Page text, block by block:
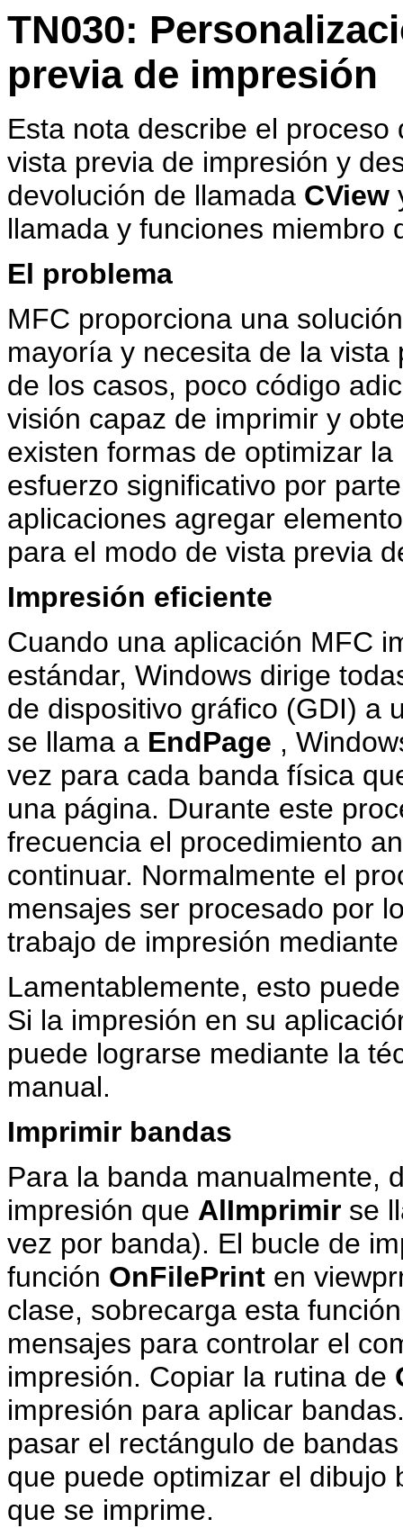
TN030:
previa de impresión
Esta nota describe el
vista previa de impresión y
devolución de llamada CView
llamada y funciones miembro
El problema
MFC proporciona una
mayoría y necesita de la
de los casos, poco código
visión capaz de imprimir y
existen formas de optimizar
esfuerzo significativo por
aplicaciones agregar
para el modo de vista previa
Impresión eficiente
Cuando una aplicación MFC
estándar, Windows dirige
de dispositivo gráfico (GDI) a
se llama a EndPage ,
vez para cada banda física
una página. Durante este
frecuencia el procedimiento
continuar. Normalmente el
mensajes ser procesado por
trabajo de impresión
Lamentablemente, esto
Si la impresión en su
puede lograrse mediante la
manual.
Imprimir bandas
Para la banda manualmente,
impresión que AlImprimir se
vez por banda). El bucle de
función OnFilePrint en
clase, sobrecarga esta
mensajes para controlar el
impresión. Copiar la rutina de
impresión para aplicar
pasar el rectángulo de
que puede optimizar el dibujo
que se imprime.